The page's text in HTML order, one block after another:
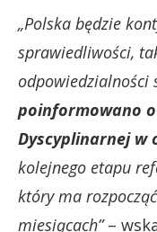
„Polska będzie
sprawiedliwości,
odpowiedzialności
poinformowano
Dyscyplinarnej w
kolejnego etapu
który ma
miesiącach”–